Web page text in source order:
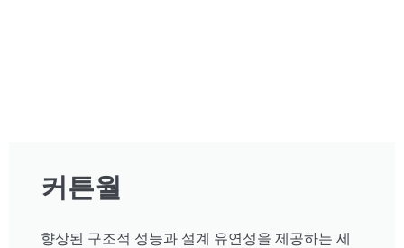
커튼월
향상된 구조적 성능과 설계 유연성을 제공하는 세